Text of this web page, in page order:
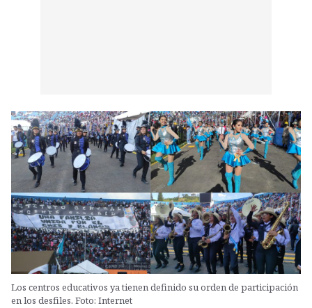
Los centros educativos ya tienen definido su orden de participación
en los desfiles. Foto: Internet